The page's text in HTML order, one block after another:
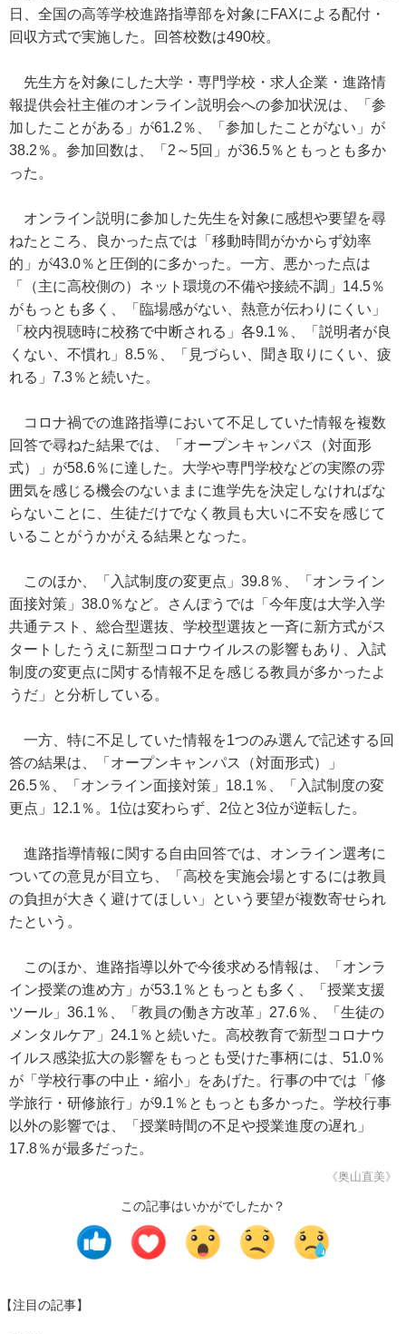
日、全国の高等学校進路指導部を対象にFAXによる配付・
回収方式で実施した。回答校数は490校。
先生方を対象にした大学・専門学校・求人企業・進路情
報提供会社主催のオンライン説明会への参加状況は、「参
加したことがある」が61.2％、「参加したことがない」が
38.2％。参加回数は、「2～5回」が36.5％ともっとも多か
った。
オンライン説明に参加した先生を対象に感想や要望を尋
ねたところ、良かった点では「移動時間がかからず効率
的」が43.0％と圧倒的に多かった。一方、悪かった点は
「（主に高校側の）ネット環境の不備や接続不調」14.5％
がもっとも多く、「臨場感がない、熱意が伝わりにくい」
「校内視聴時に校務で中断される」各9.1％、「説明者が良
くない、不慣れ」8.5％、「見づらい、聞き取りにくい、疲
れる」7.3％と続いた。
コロナ禍での進路指導において不足していた情報を複数
回答で尋ねた結果では、「オープンキャンパス（対面形
式）」が58.6％に達した。大学や専門学校などの実際の雰
囲気を感じる機会のないままに進学先を決定しなければな
らないことに、生徒だけでなく教員も大いに不安を感じて
いることがうかがえる結果となった。
このほか、「入試制度の変更点」39.8％、「オンライン
面接対策」38.0％など。さんぽうでは「今年度は大学入学
共通テスト、総合型選抜、学校型選抜と一斉に新方式がス
タートしたうえに新型コロナウイルスの影響もあり、入試
制度の変更点に関する情報不足を感じる教員が多かったよ
うだ」と分析している。
一方、特に不足していた情報を1つのみ選んで記述する回
答の結果は、「オープンキャンパス（対面形式）」
26.5％、「オンライン面接対策」18.1％、「入試制度の変
更点」12.1％。1位は変わらず、2位と3位が逆転した。
進路指導情報に関する自由回答では、オンライン選考に
ついての意見が目立ち、「高校を実施会場とするには教員
の負担が大きく避けてほしい」という要望が複数寄せられ
たという。
このほか、進路指導以外で今後求める情報は、「オンラ
イン授業の進め方」が53.1％ともっとも多く、「授業支援
ツール」36.1％、「教員の働き方改革」27.6％、「生徒の
メンタルケア」24.1％と続いた。高校教育で新型コロナウ
イルス感染拡大の影響をもっとも受けた事柄には、51.0％
が「学校行事の中止・縮小」をあげた。行事の中では「修
学旅行・研修旅行」が9.1％ともっとも多かった。学校行事
以外の影響では、「授業時間の不足や授業進度の遅れ」
17.8％が最多だった。
《奥山直美》
この記事はいかがでしたか？
【注目の記事】